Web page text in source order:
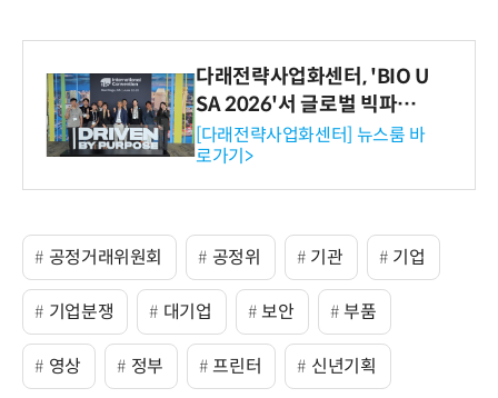
다래전략사업화센터, 'BIO U
SA 2026'서 글로벌 빅파마
와의 비즈니스 미팅 지원…K
-바이오 해외 진출 교두보 확
보
[다래전략사업화센터] 뉴스룸 바
로가기>
공정거래위원회 공정위 기관 기업
기업분쟁 대기업 보안 부품
영상 정부 프린터 신년기획